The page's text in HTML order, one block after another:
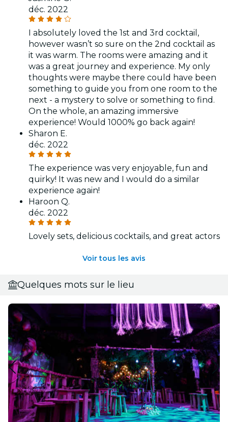
déc. 2022
I absolutely loved the 1st and 3rd cocktail,
however wasn’t so sure on the 2nd cocktail as
it was warm. The rooms were amazing and it
was a great journey and experience. My only
thoughts were maybe there could have been
something to guide you from one room to the
next - a mystery to solve or something to find.
On the whole, an amazing immersive
experience! Would 1000% go back again!
Sharon E.
déc. 2022
The experience was very enjoyable, fun and
quirky! It was new and I would do a similar
experience again!
Haroon Q.
déc. 2022
Lovely sets, delicious cocktails, and great actors
Voir tous les avis
Quelques mots sur le lieu